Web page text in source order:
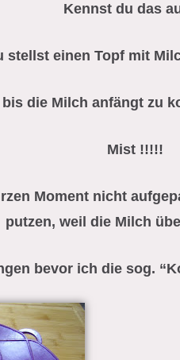
Kennst du das
stellst einen Topf mit
die Milch anfängt zu
Mist !!!!!
Moment nicht
putzen, weil die Milch
bevor ich die sog.